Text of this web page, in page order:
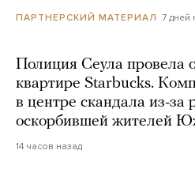
ПАРТНЕРСКИЙ МАТЕРИАЛ 7 дней
Полиция Сеула провела
квартире Starbucks.
в центре скандала из-за
оскорбившей жителей
14 часов назад